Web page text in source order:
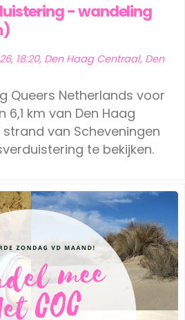
- wandeling
18:20, Den Haag Centraal, Den
Queers Netherlands voor
6,1 km van Den Haag
van Scheveningen
te bekijken.